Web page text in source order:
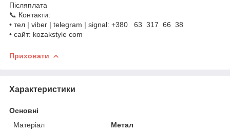
Післяплата
📞 Контакти:
• тел | viber | telegram | signal: +380 63 317 66 38
• сайт: kozakstyle com
Приховати
Характеристики
Основні
Матеріал
Метал